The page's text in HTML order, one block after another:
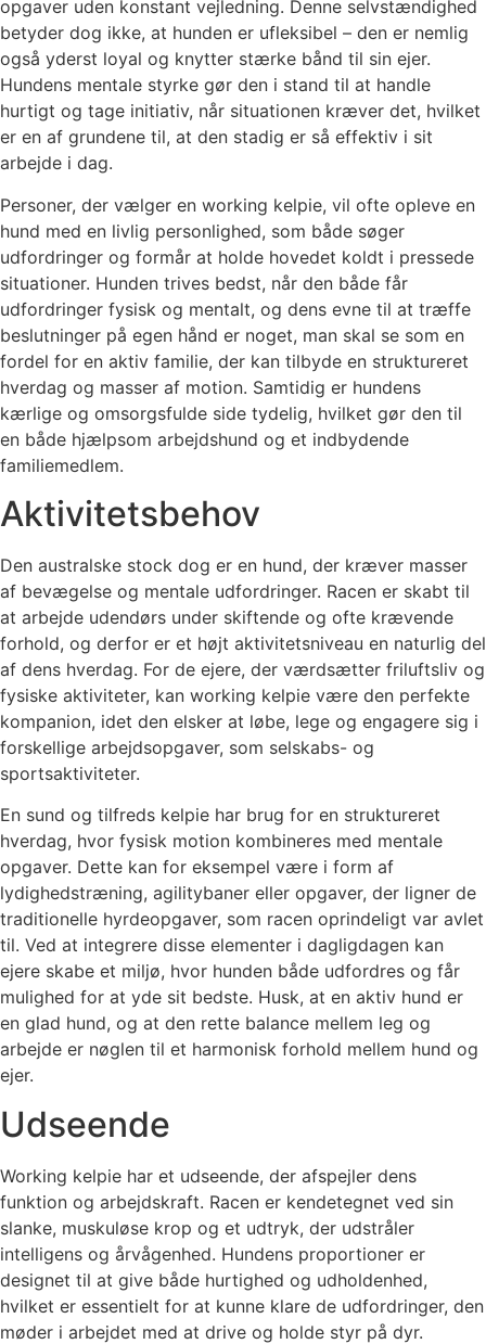
opgaver uden konstant vejledning. Denne selvstændighed
betyder dog ikke, at hunden er ufleksibel – den er nemlig
også yderst loyal og knytter stærke bånd til sin ejer.
Hundens mentale styrke gør den i stand til at handle
hurtigt og tage initiativ, når situationen kræver det, hvilket
er en af grundene til, at den stadig er så effektiv i sit
arbejde i dag.
Personer, der vælger en working kelpie, vil ofte opleve en
hund med en livlig personlighed, som både søger
udfordringer og formår at holde hovedet koldt i pressede
situationer. Hunden trives bedst, når den både får
udfordringer fysisk og mentalt, og dens evne til at træffe
beslutninger på egen hånd er noget, man skal se som en
fordel for en aktiv familie, der kan tilbyde en struktureret
hverdag og masser af motion. Samtidig er hundens
kærlige og omsorgsfulde side tydelig, hvilket gør den til
en både hjælpsom arbejdshund og et indbydende
familiemedlem.
Aktivitetsbehov
Den australske stock dog er en hund, der kræver masser
af bevægelse og mentale udfordringer. Racen er skabt til
at arbejde udendørs under skiftende og ofte krævende
forhold, og derfor er et højt aktivitetsniveau en naturlig del
af dens hverdag. For de ejere, der værdsætter friluftsliv og
fysiske aktiviteter, kan working kelpie være den perfekte
kompanion, idet den elsker at løbe, lege og engagere sig i
forskellige arbejdsopgaver, som selskabs- og
sportsaktiviteter.
En sund og tilfreds kelpie har brug for en struktureret
hverdag, hvor fysisk motion kombineres med mentale
opgaver. Dette kan for eksempel være i form af
lydighedstræning, agilitybaner eller opgaver, der ligner de
traditionelle hyrdeopgaver, som racen oprindeligt var avlet
til. Ved at integrere disse elementer i dagligdagen kan
ejere skabe et miljø, hvor hunden både udfordres og får
mulighed for at yde sit bedste. Husk, at en aktiv hund er
en glad hund, og at den rette balance mellem leg og
arbejde er nøglen til et harmonisk forhold mellem hund og
ejer.
Udseende
Working kelpie har et udseende, der afspejler dens
funktion og arbejdskraft. Racen er kendetegnet ved sin
slanke, muskuløse krop og et udtryk, der udstråler
intelligens og årvågenhed. Hundens proportioner er
designet til at give både hurtighed og udholdenhed,
hvilket er essentielt for at kunne klare de udfordringer, den
møder i arbejdet med at drive og holde styr på dyr.